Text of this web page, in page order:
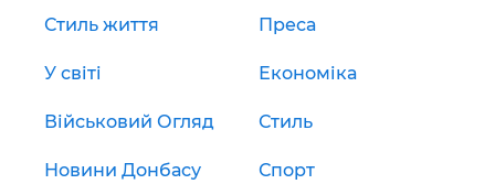
Стиль життя Преса
У світі Економіка
Військовий Огляд Стиль
Новини Донбасу Спорт